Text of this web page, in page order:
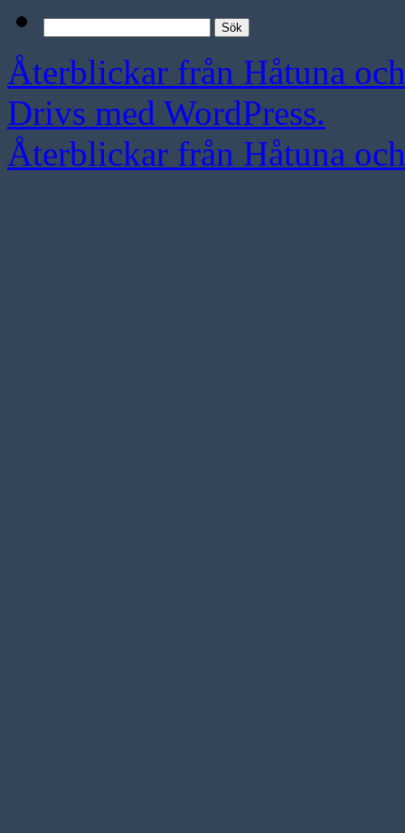
efter:
Återblickar från Håtuna
Drivs med WordPress.
Återblickar från Håtuna